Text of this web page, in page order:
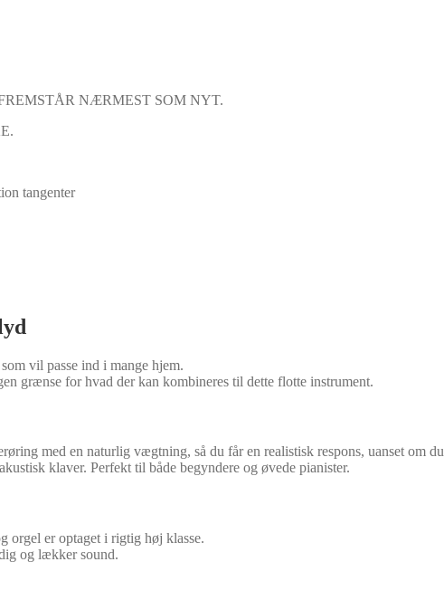
NÆRMEST SOM NYT.
tangenter
vil passe ind i mange hjem.
grænse for hvad der kan kombineres til dette flotte instrument.
med en naturlig vægtning, så du får en realistisk respons, uanset om
klaver. Perfekt til både begyndere og øvede pianister.
orgel er optaget i rigtig høj klasse.
og lækker sound.